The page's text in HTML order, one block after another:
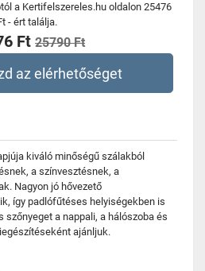
a Kertifelszereles.hu oldalon 25476
- ért találja.
Ft 25790 Ft
az elérhetőséget
kiváló minőségű szálakból
a színvesztésnek, a
Nagyon jó hővezető
így padlófűtéses helyiségekben is
szőnyeget a nappali, a hálószoba és
ajánljuk.